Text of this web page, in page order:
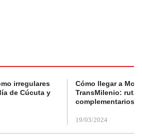
irregulares
de Cúcuta y
Cómo llegar a
TransMilenio:
complementarios
19/03/2024